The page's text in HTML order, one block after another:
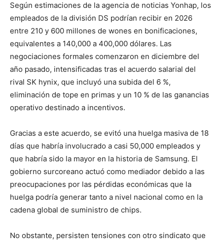
Según estimaciones de la agencia de noticias Yonhap, los
empleados de la división DS podrían recibir en 2026
entre 210 y 600 millones de wones en bonificaciones,
equivalentes a 140,000 a 400,000 dólares. Las
negociaciones formales comenzaron en diciembre del
año pasado, intensificadas tras el acuerdo salarial del
rival SK hynix, que incluyó una subida del 6 %,
eliminación de tope en primas y un 10 % de las ganancias
operativo destinado a incentivos.
Gracias a este acuerdo, se evitó una huelga masiva de 18
días que habría involucrado a casi 50,000 empleados y
que habría sido la mayor en la historia de Samsung. El
gobierno surcoreano actuó como mediador debido a las
preocupaciones por las pérdidas económicas que la
huelga podría generar tanto a nivel nacional como en la
cadena global de suministro de chips.
No obstante, persisten tensiones con otro sindicato que